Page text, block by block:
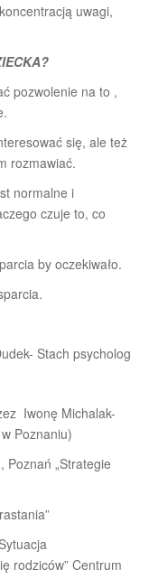
uwagi,
pozwolenie na to ,
się, ale też
rozmawiać.
normalne i
czuje to, co
by oczekiwało.
Stach psycholog
Iwonę Michalak-
Poznaniu)
Poznań „Strategie
rodziców” Centrum